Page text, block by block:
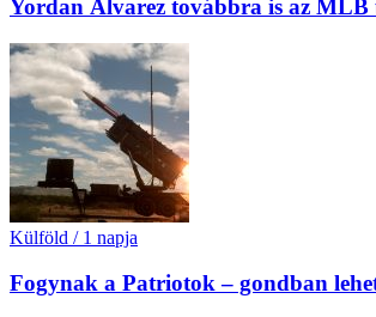
Yordan Álvarez továbbra is az MLB
Külföld / 1 napja
Fogynak a Patriotok – gondban